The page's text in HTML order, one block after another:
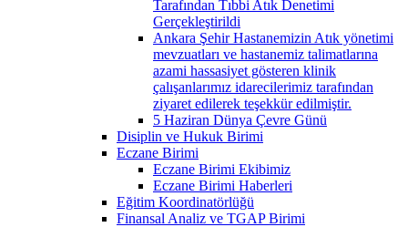
Tarafından Tıbbi Atık Denetimi
Gerçekleştirildi
Ankara Şehir Hastanemizin Atık yönetimi
mevzuatları ve hastanemiz talimatlarına
azami hassasiyet gösteren klinik
çalışanlarımız idarecilerimiz tarafından
ziyaret edilerek teşekkür edilmiştir.
5 Haziran Dünya Çevre Günü
Disiplin ve Hukuk Birimi
Eczane Birimi
Eczane Birimi Ekibimiz
Eczane Birimi Haberleri
Eğitim Koordinatörlüğü
Finansal Analiz ve TGAP Birimi